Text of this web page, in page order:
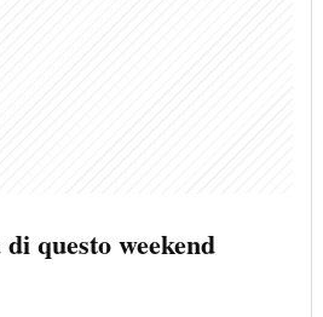
questo weekend